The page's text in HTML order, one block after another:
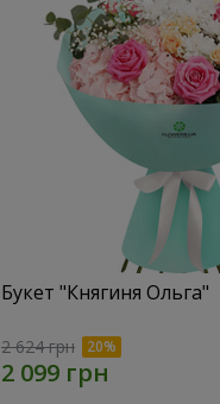
Букет "Княгиня Ольга"
2 624 грн